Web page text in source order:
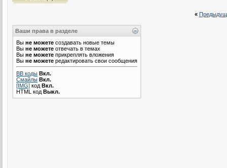
«
Ваши права в разделе
Вы не можете создавать новые темы
Вы не можете отвечать в темах
Вы не можете прикреплять вложения
Вы не можете редактировать свои сообщения
BB коды Вкл.
Смайлы Вкл.
[IMG] код Вкл.
HTML код Выкл.